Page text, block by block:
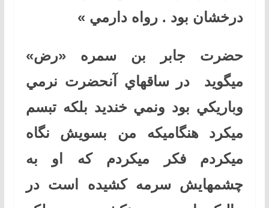
درخشان بود . رواه دارمي »
حضرت جابر بن سمره «رض»
ميگويد در ساقهاي آنحضرت نرمي
وباريكي بود ونمي خنديد بلكه تبسم
ميكرد هنگاميكه من بسويش نگاه
ميكردم فكر ميكردم كه او به
چشمهايش سرمه كشيده است در